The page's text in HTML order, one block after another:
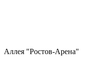
Аллея "Ростов-Арена"